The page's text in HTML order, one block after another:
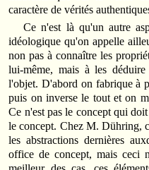
caractère de vérités
Ce n'est là qu'un autre
idéologique qu'on appelle
non pas à connaître les
lui-même, mais à les
l'objet. D'abord on fabrique à
puis on inverse le tout et on
Ce n'est pas le concept qui
le concept. Chez M. Dühring,
les abstractions dernières
office de concept, mais ceci